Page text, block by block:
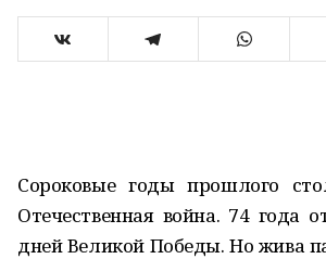
Сороковые годы прошлого
Отечественная война. 74 года
дней Великой Победы. Но жива